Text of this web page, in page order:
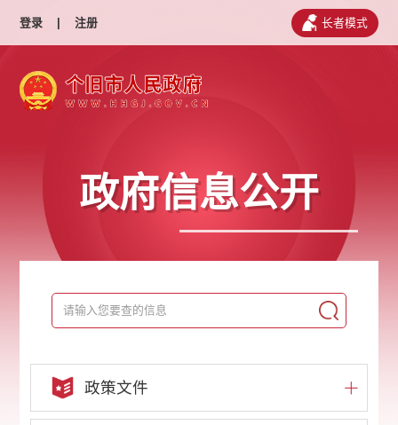
登录 | 注册 长者模式
政府信息公开
政策文件